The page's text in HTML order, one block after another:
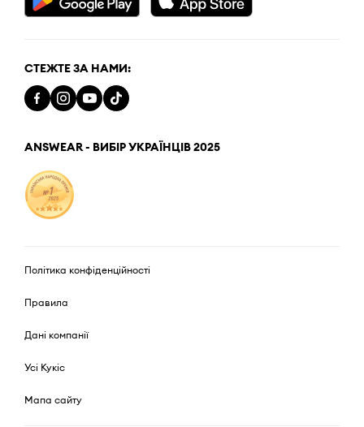
СТЕЖТЕ ЗА НАМИ:
ANSWEAR - ВИБІР УКРАЇНЦІВ 2025
Політика конфіденційності
Правила
Дані компанії
Усі Кукіс
Мапа сайту